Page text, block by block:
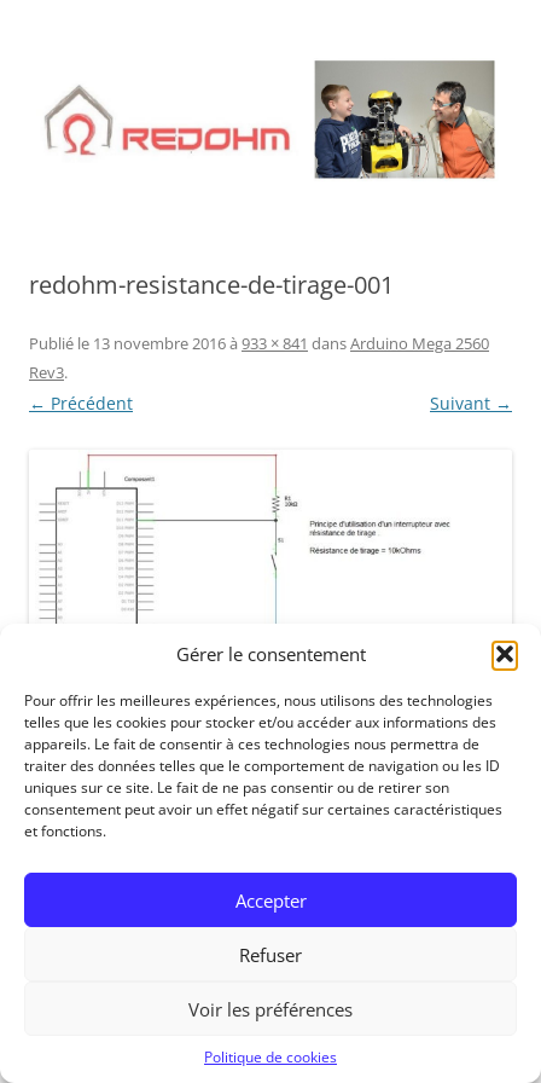
Gérer le consentement
Pour offrir les meilleures expériences, nous utilisons des technologies
telles que les cookies pour stocker et/ou accéder aux informations des
appareils. Le fait de consentir à ces technologies nous permettra de
traiter des données telles que le comportement de navigation ou les ID
uniques sur ce site. Le fait de ne pas consentir ou de retirer son
consentement peut avoir un effet négatif sur certaines caractéristiques
et fonctions.
Accepter
Refuser
Voir les préférences
Politique de cookies
redohm-resistance-de-tirage-001
Publié le 13 novembre 2016à 933 × 841 dansArduino Mega 2560
Rev3.
← Précédent Suivant →